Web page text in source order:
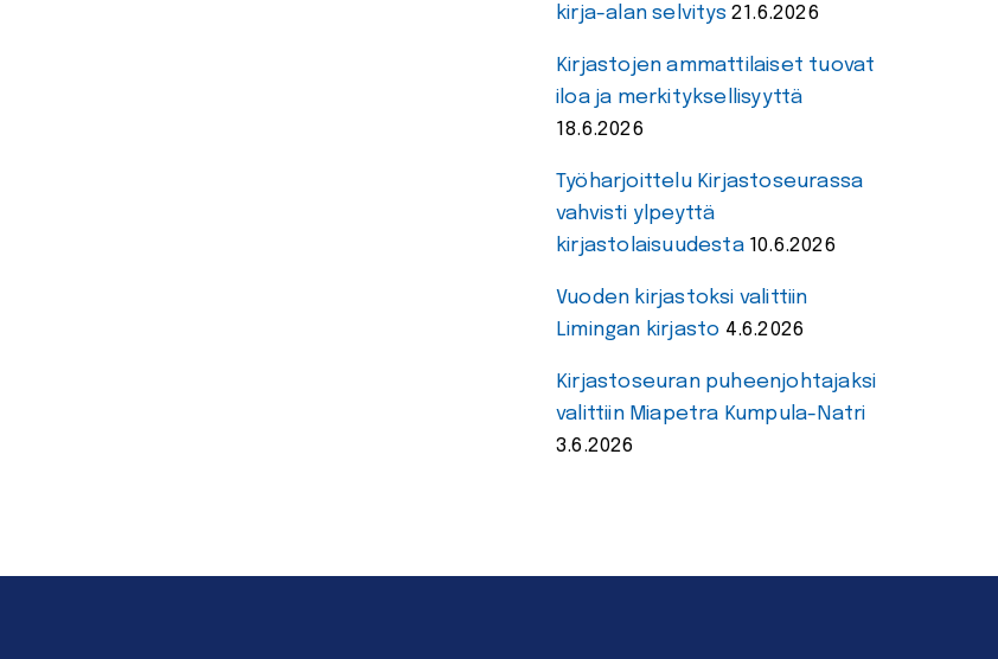
kirja-alan selvitys 21.6.2026
Kirjastojen ammattilaiset tuovat
iloa ja merkityksellisyyttä
18.6.2026
Työharjoittelu Kirjastoseurassa
vahvisti ylpeyttä
kirjastolaisuudesta 10.6.2026
Vuoden kirjastoksi valittiin
Limingan kirjasto 4.6.2026
Kirjastoseuran puheenjohtajaksi
valittiin Miapetra Kumpula-Natri
3.6.2026